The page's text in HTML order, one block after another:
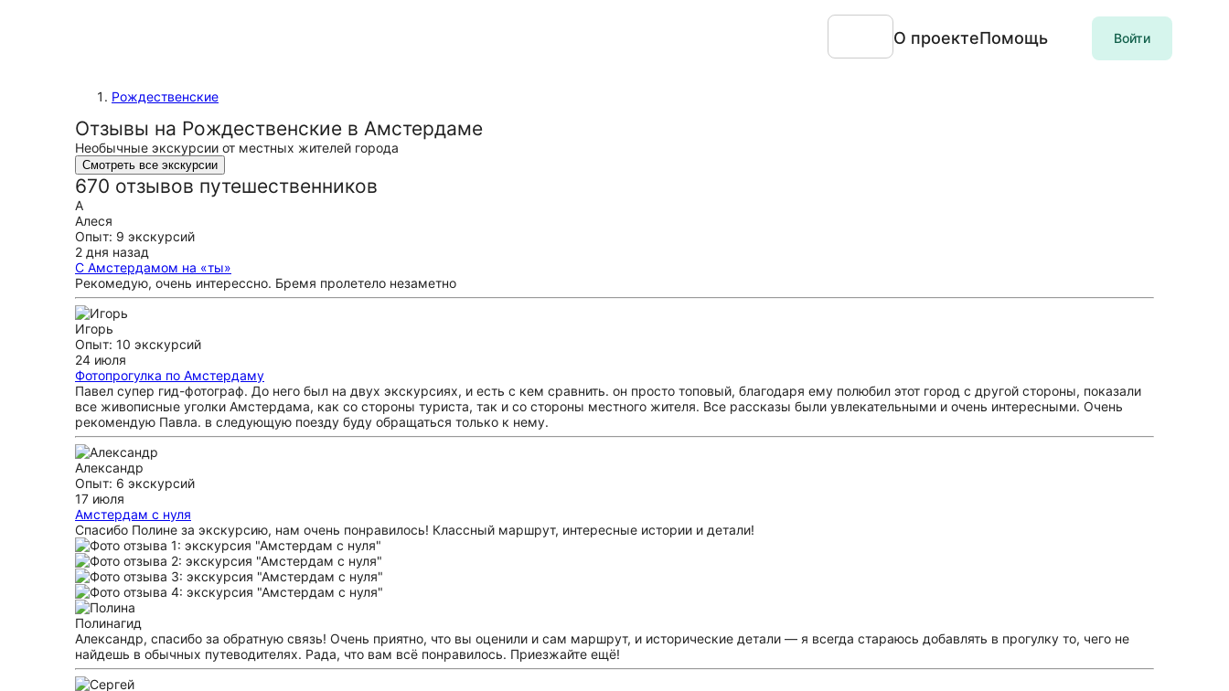
О проектеПомощь Войти
Рождественские
Отзывы на Рождественские в Амстердаме
Необычные экскурсии от местных жителей города
Смотреть все экскурсии
670 отзывов путешественников
А
Алеся
Опыт: 9 экскурсий
2 дня назад
С Амстердамом на «ты»
Рекомедую, очень интерессно. Бремя пролетело незаметно
Игорь
Опыт: 10 экскурсий
24 июля
Фотопрогулка по Амстердаму
Павел супер гид-фотограф. До него был на двух экскурсиях, и есть с кем сравнить. он просто топовый, благодаря ему полюбил этот город с другой стороны, показали
все живописные уголки Амстердама, как со стороны туриста, так и со стороны местного жителя. Все рассказы были увлекательными и очень интересными. Очень
рекомендую Павла. в следующую поезду буду обращаться только к нему.
Александр
Опыт: 6 экскурсий
17 июля
Амстердам с нуля
Спасибо Полине за экскурсию, нам очень понравилось! Классный маршрут, интересные истории и детали!
Полинагид
Александр, спасибо за обратную связь! Очень приятно, что вы оценили и сам маршрут, и исторические детали — я всегда стараюсь добавлять в прогулку то, чего не
найдешь в обычных путеводителях. Рада, что вам всё понравилось. Приезжайте ещё!